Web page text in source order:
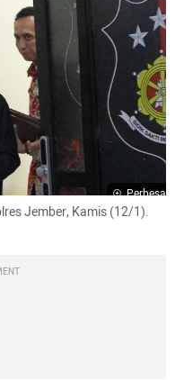
Perbesar
Jember, Kamis (12/1).